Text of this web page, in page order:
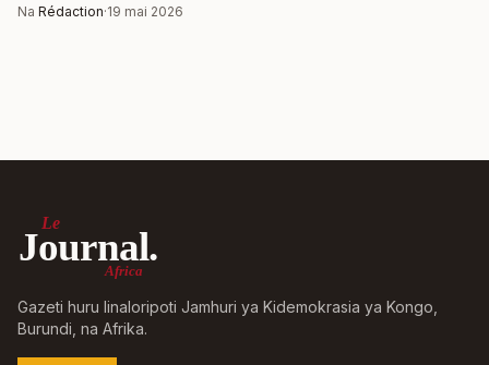
Na Rédaction·19 mai 2026
Le
Journal.
Africa
Gazeti huru linaloripoti Jamhuri ya Kidemokrasia ya Kongo,
Burundi, na Afrika.